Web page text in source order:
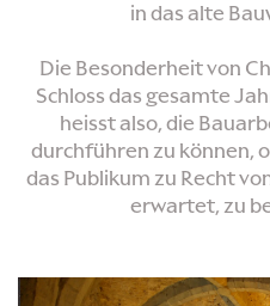
in das alte
Die Besonderheit von
Schloss das gesamte
heisst also, die
durchführen zu können,
das Publikum zu Recht
erwartet, zu